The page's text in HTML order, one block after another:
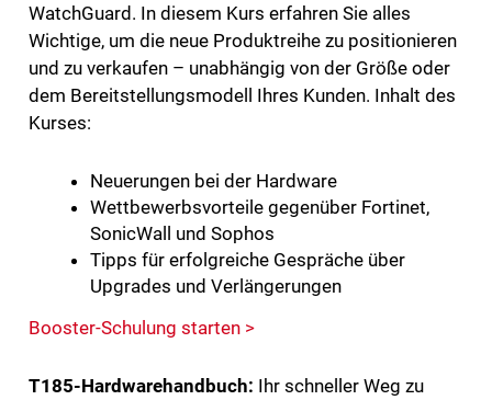
WatchGuard. In diesem Kurs erfahren Sie alles
Wichtige, um die neue Produktreihe zu positionieren
und zu verkaufen – unabhängig von der Größe oder
dem Bereitstellungsmodell Ihres Kunden. Inhalt des
Kurses:
Neuerungen bei der Hardware
Wettbewerbsvorteile gegenüber Fortinet,
SonicWall und Sophos
Tipps für erfolgreiche Gespräche über
Upgrades und Verlängerungen
Booster-Schulung starten >
T185-Hardwarehandbuch: Ihr schneller Weg zu